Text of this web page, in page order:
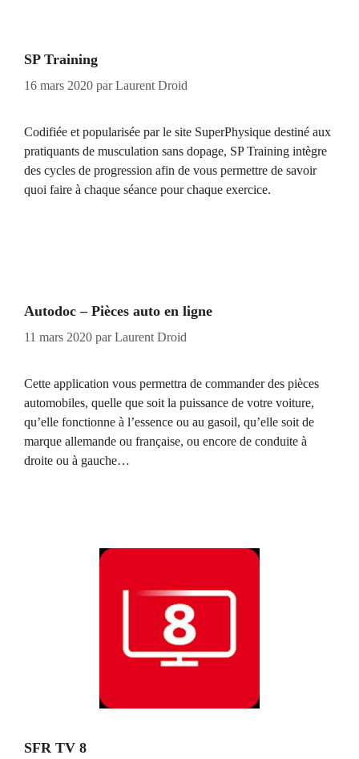
SP Training
16 mars 2020 parLaurent Droid
Codifiée et popularisée par le site SuperPhysique destiné aux
pratiquants de musculation sans dopage, SP Training intègre
des cycles de progression afin de vous permettre de savoir
quoi faire à chaque séance pour chaque exercice.
Autodoc – Pièces auto en ligne
11 mars 2020 parLaurent Droid
Cette application vous permettra de commander des pièces
automobiles, quelle que soit la puissance de votre voiture,
qu’elle fonctionne à l’essence ou au gasoil, qu’elle soit de
marque allemande ou française, ou encore de conduite à
droite ou à gauche…
SFR TV 8